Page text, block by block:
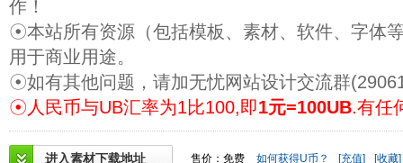
作！
☉本站所有资源（包括模板、素材、软件、字体
用于商业用途。
☉如有其他问题，请加无忧网站设计交流群
☉人民币与UB汇率为1比100,即1元=100UB.有任
进入素材下载地址 售价：免费 如何获得U币？ [充值] [收藏]